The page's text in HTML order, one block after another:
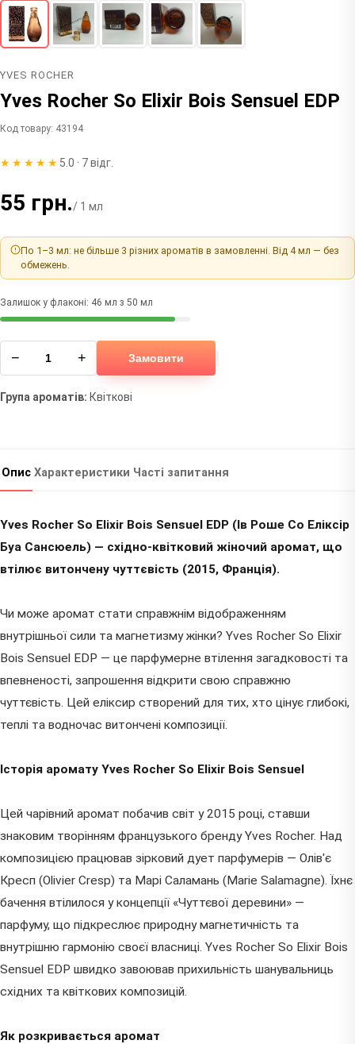
YVES ROCHER
Yves Rocher So Elixir Bois Sensuel EDP
Код товару: 43194
★★★★★ 5.0 · 7 відг.
55 грн./ 1 мл
По 1–3 мл: не більше 3 різних ароматів в замовленні. Від 4 мл — без
обмежень.
Залишок у флаконі: 46 мл з 50 мл
− + Замовити
Група ароматів: Квіткові
Опис Характеристики Часті запитання
Yves Rocher So Elixir Bois Sensuel EDP (Ів Роше Со Еліксір
Буа Сансюель) — східно-квітковий жіночий аромат, що
втілює витончену чуттєвість (2015, Франція).
Чи може аромат стати справжнім відображенням
внутрішньої сили та магнетизму жінки? Yves Rocher So Elixir
Bois Sensuel EDP — це парфумерне втілення загадковості та
впевненості, запрошення відкрити свою справжню
чуттєвість. Цей еліксир створений для тих, хто цінує глибокі,
теплі та водночас витончені композиції.
Історія аромату Yves Rocher So Elixir Bois Sensuel
Цей чарівний аромат побачив світ у 2015 році, ставши
знаковим творінням французького бренду Yves Rocher. Над
композицією працював зірковий дует парфумерів — Олів'є
Кресп (Olivier Cresp) та Марі Саламань (Marie Salamagne). Їхнє
бачення втілилося у концепції «Чуттєвої деревини» —
парфуму, що підкреслює природну магнетичність та
внутрішню гармонію своєї власниці. Yves Rocher So Elixir Bois
Sensuel EDP швидко завоював прихильність шанувальниць
східних та квіткових композицій.
Як розкривається аромат